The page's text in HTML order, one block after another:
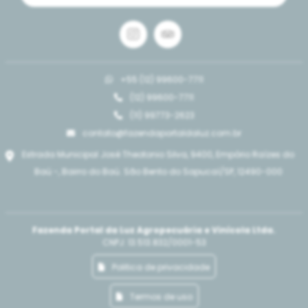
Café da Mantiqueira
13:00 - início do almoço
15:30 - sobremesas
+55 (12) 99600-7711
(12) 99600-7711
(11) 99773-2623
contato@fazendaportaldaluz.com.br
Estrada Municipal José Theotonio Silva, 9400, Empório Raízes do
Baú -, Bairro do Baú. São Bento do Sapucaí/SP, 12490-000
Fazenda Portal da Luz Agropecuária e Vinícola Ltda.
CNPJ: 13.513.832/0001-53
Politica de privacidade
Termos de uso